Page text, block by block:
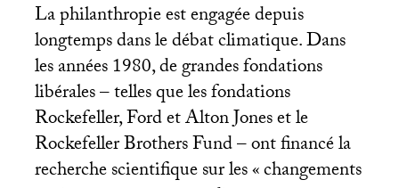
La philanthropie est engagée depuis
longtemps dans le débat climatique. Dans
les années 1980, de grandes fondations
libérales – telles que les fondations
Rockefeller, Ford et Alton Jones et le
Rockefeller Brothers Fund – ont financé la
recherche scientifique sur les «changements